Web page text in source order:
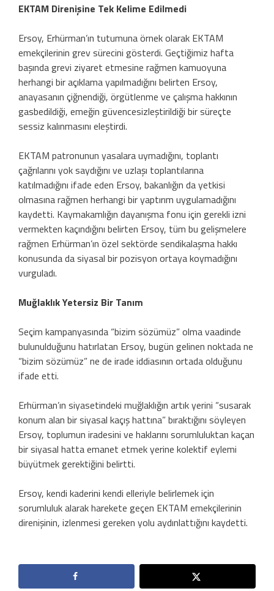
EKTAM Direnişine Tek Kelime Edilmedi
Ersoy, Erhürman’ın tutumuna örnek olarak EKTAM
emekçilerinin grev sürecini gösterdi. Geçtiğimiz hafta
başında grevi ziyaret etmesine rağmen kamuoyuna
herhangi bir açıklama yapılmadığını belirten Ersoy,
anayasanın çiğnendiği, örgütlenme ve çalışma hakkının
gasbedildiği, emeğin güvencesizleştirildiği bir süreçte
sessiz kalınmasını eleştirdi.
EKTAM patronunun yasalara uymadığını, toplantı
çağrılarını yok saydığını ve uzlaşı toplantılarına
katılmadığını ifade eden Ersoy, bakanlığın da yetkisi
olmasına rağmen herhangi bir yaptırım uygulamadığını
kaydetti. Kaymakamlığın dayanışma fonu için gerekli izni
vermekten kaçındığını belirten Ersoy, tüm bu gelişmelere
rağmen Erhürman’ın özel sektörde sendikalaşma hakkı
konusunda da siyasal bir pozisyon ortaya koymadığını
vurguladı.
Muğlaklık Yetersiz Bir Tanım
Seçim kampanyasında “bizim sözümüz” olma vaadinde
bulunulduğunu hatırlatan Ersoy, bugün gelinen noktada ne
“bizim sözümüz” ne de irade iddiasının ortada olduğunu
ifade etti.
Erhürman’ın siyasetindeki muğlaklığın artık yerini “susarak
konum alan bir siyasal kaçış hattına” bıraktığını söyleyen
Ersoy, toplumun iradesini ve haklarını sorumluluktan kaçan
bir siyasal hatta emanet etmek yerine kolektif eylemi
büyütmek gerektiğini belirtti.
Ersoy, kendi kaderini kendi elleriyle belirlemek için
sorumluluk alarak harekete geçen EKTAM emekçilerinin
direnişinin, izlenmesi gereken yolu aydınlattığını kaydetti.